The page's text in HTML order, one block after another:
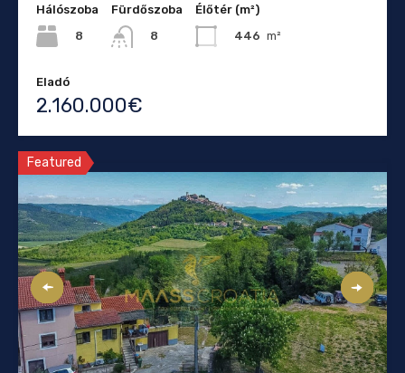
Hálószoba
8
Fürdőszoba
8
Élőtér (m²)
446 m²
Eladó
2.160.000€
Featured